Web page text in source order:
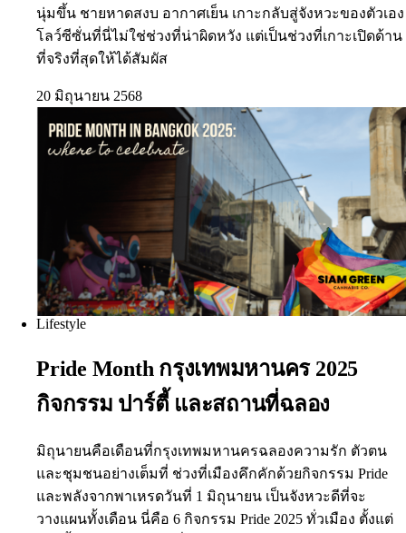
นุ่มขึ้น ชายหาดสงบ อากาศเย็น เกาะกลับสู่จังหวะของตัวเอง
โลว์ซีซั่นที่นี่ไม่ใช่ช่วงที่น่าผิดหวัง แต่เป็นช่วงที่เกาะเปิดด้าน
ที่จริงที่สุดให้ได้สัมผัส
20 มิถุนายน 2568
Lifestyle
Pride Month กรุงเทพมหานคร 2025
กิจกรรม ปาร์ตี้ และสถานที่ฉลอง
มิถุนายนคือเดือนที่กรุงเทพมหานครฉลองความรัก ตัวตน
และชุมชนอย่างเต็มที่ ช่วงที่เมืองคึกคักด้วยกิจกรรม Pride
และพลังจากพาเหรดวันที่ 1 มิถุนายน เป็นจังหวะดีที่จะ
วางแผนทั้งเดือน นี่คือ 6 กิจกรรม Pride 2025 ทั่วเมือง ตั้งแต่